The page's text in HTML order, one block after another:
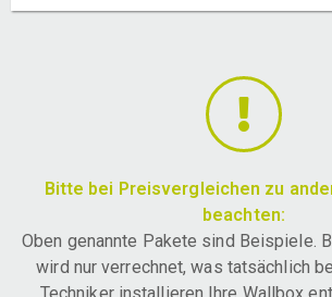
Bitte bei Preisvergleichen zu
beachten:
Oben genannte Pakete sind Beispiele.
wird nur verrechnet, was tatsächlich